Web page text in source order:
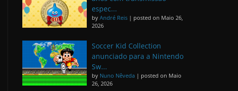
espec...
by André Reis | posted on Maio 26,
2026
Soccer Kid Collection
anunciado para a Nintendo
Sw...
by Nuno Nêveda | posted on Maio
26, 2026